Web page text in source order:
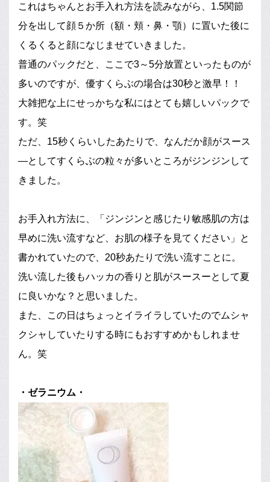
これはちゃんとお手入れ方法を読みながら、1.5関節
分を出して顔５か所（額・頬・鼻・顎）に置いた後に
くるくると顔になじませていきました。
普通のパックだと、ここで3～5分放置といったものが
多いのですが、優すくらぶの場合は30秒と激早！！
大雑把な上にせっかちな私にはとても嬉しいパックで
す。笑
ただ、15秒くらいしたあたりで、なんだか顔がスース
―としてすくらぶの粒々が多いところがジンジンして
きました。
お手入れ方法に、「ジンジンと感じたり敏感肌の方は
早めに洗い流すなど、お肌の様子を見てください」と
書かれていたので、20秒あたりで洗い流すことに。
洗い流した後もハッカの香りと肌がスースーとして夏
に良いかな？と思いました。
また、この日はちょっとイライラしていたのでムシャ
クシャしていたりする時にもおすすめかもしれませ
ん。笑
・ゼラニウム・